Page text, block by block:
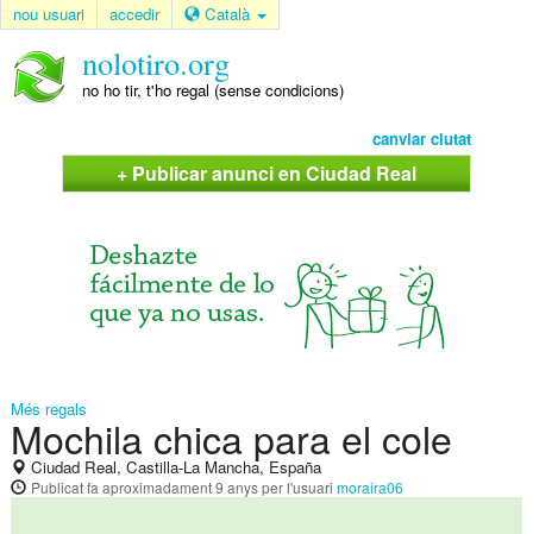
nou usuari accedir Català
nolotiro.org
no ho tir, t'ho regal (sense condicions)
canviar ciutat
+ Publicar anunci en Ciudad Real
Més regals
Mochila chica para el cole
Ciudad Real, Castilla-La Mancha, España
Publicatfa aproximadament 9 anysper l'usuari moraira06